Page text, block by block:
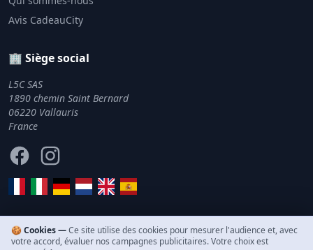
Avis CadeauCity
🏢 Siège social
L5C SAS
1890 chemin Saint Bernard
06220 Vallauris
France
FacebookInstagram
© 2011–2026 CadeauCity. Tous droits réservés.
🍪 Cookies —Ce site utilise des cookies pour mesurer l'audience et, avec
votre accord, évaluer nos campagnes publicitaires. Votre choix est